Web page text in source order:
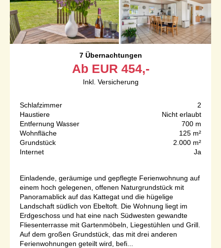
7 Übernachtungen
Ab EUR 454,-
Inkl. Versicherung
Schlafzimmer
2
Haustiere
Nicht erlaubt
Entfernung Wasser
700 m
Wohnfläche
125 m²
Grundstück
2.000 m²
Internet
Ja
Einladende, geräumige und gepflegte Ferienwohnung auf
einem hoch gelegenen, offenen Naturgrundstück mit
Panoramablick auf das Kattegat und die hügelige
Landschaft südlich von Ebeltoft. Die Wohnung liegt im
Erdgeschoss und hat eine nach Südwesten gewandte
Fliesenterrasse mit Gartenmöbeln, Liegestühlen und Grill.
Auf dem großen Grundstück, das mit drei anderen
Ferienwohnungen geteilt wird, befi...